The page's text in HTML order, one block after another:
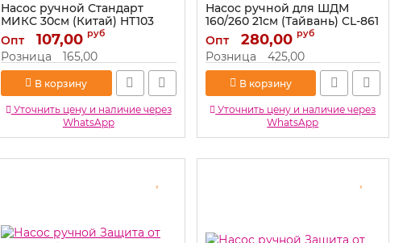
Насос ручной Стандарт
МИКС 30см (Китай) HT103
Артикул: HT103
Опт 107,00 руб
Розница 165,00
В корзину
Уточнить цену и наличие через
WhatsApp
Насос ручной для ШДМ
160/260 21см (Тайвань) CL-861
Артикул: CL-861
Опт 280,00 руб
Розница 425,00
В корзину
Уточнить цену и наличие через
WhatsApp